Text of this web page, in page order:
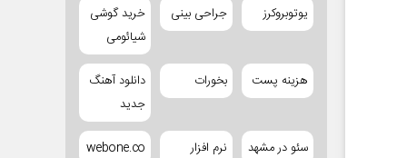
یوتوبروکرز جراحی بینی
خرید گوشی
شیائومی
هزینه پست بخورات
دانلود آهنگ
جدید
سئو در مشهد
نرم افزار
webone.co